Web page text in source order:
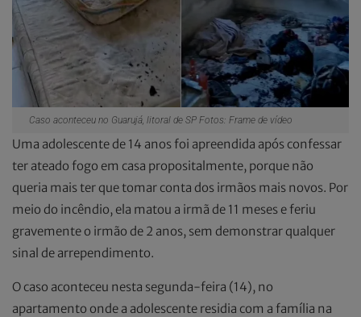
Caso aconteceu no Guarujá, litoral de SP Fotos: Frame de vídeo
Uma adolescente de 14 anos foi apreendida após confessar
ter ateado fogo em casa propositalmente, porque não
queria mais ter que tomar conta dos irmãos mais novos. Por
meio do incêndio, ela matou a irmã de 11 meses e feriu
gravemente o irmão de 2 anos, sem demonstrar qualquer
sinal de arrependimento.
O caso aconteceu nesta segunda-feira (14), no
apartamento onde a adolescente residia com a família na